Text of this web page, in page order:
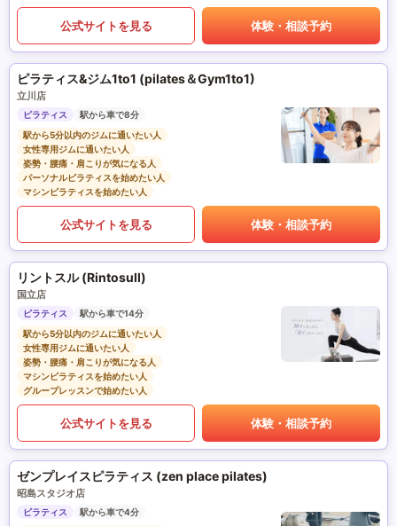
公式サイトを見る 体験・相談予約
ピラティス&ジム1to1 (pilates＆Gym1to1)
立川店
ピラティス
駅から車で8分
駅から5分以内のジムに通いたい人
女性専用ジムに通いたい人
姿勢・腰痛・肩こりが気になる人
パーソナルピラティスを始めたい人
マシンピラティスを始めたい人
公式サイトを見る 体験・相談予約
リントスル (Rintosull)
国立店
ピラティス
駅から車で14分
駅から5分以内のジムに通いたい人
女性専用ジムに通いたい人
姿勢・腰痛・肩こりが気になる人
マシンピラティスを始めたい人
グループレッスンで始めたい人
公式サイトを見る 体験・相談予約
ゼンプレイスピラティス (zen place pilates)
昭島スタジオ店
ピラティス
駅から車で4分